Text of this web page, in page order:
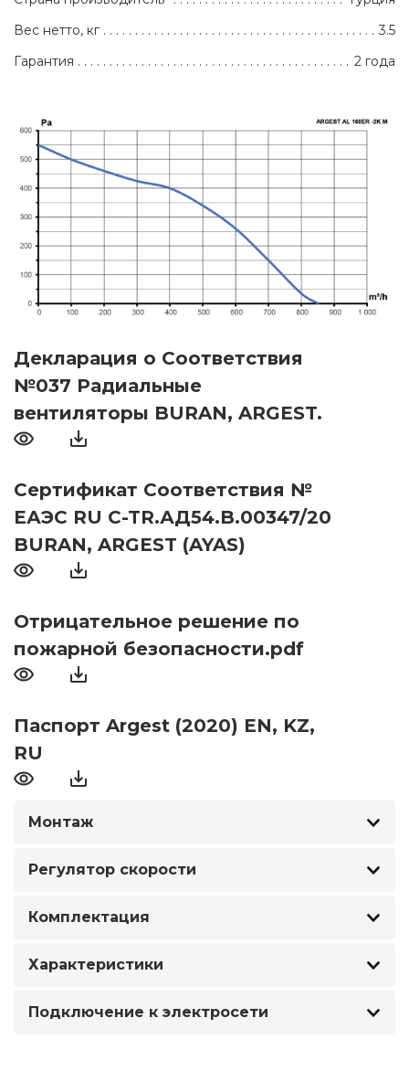
Вес нетто, кг
3.5
Гарантия
2 года
Декларация о Соответствия
№037 Радиальные
вентиляторы BURAN, ARGEST.
Сертификат Соответствия №
ЕАЭС RU C-TR.АД54.B.00347/20
BURAN, ARGEST (AYAS)
Отрицательное решение по
пожарной безопасности.pdf
Паспорт Argest (2020) EN, KZ,
RU
Монтаж
Регулятор скорости
Комплектация
Характеристики
Подключение к электросети